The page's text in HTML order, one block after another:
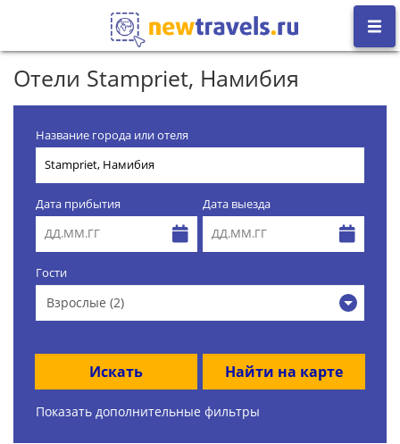
Отели Stampriet, Намибия
Название города или отеля
Дата прибытия Дата выезда
Гости
Взрослые (2)
Искать Найти на карте
Показать дополнительные фильтры